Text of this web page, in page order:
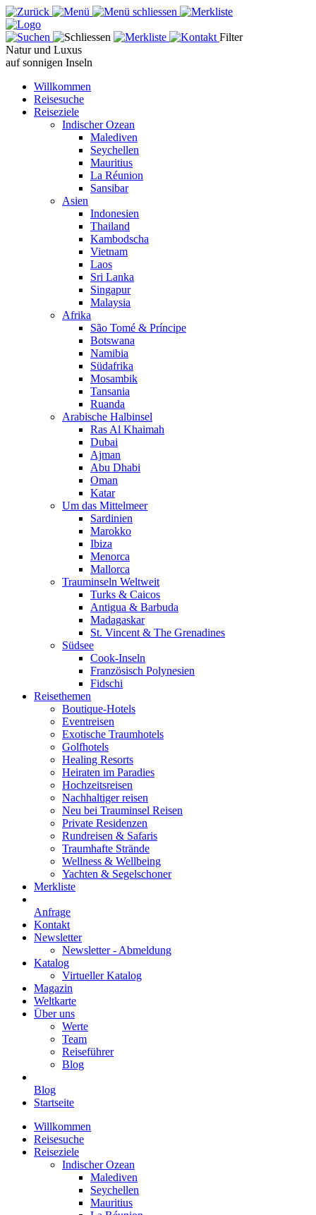
Filter
Natur und Luxus
auf sonnigen Inseln
Willkommen
Reisesuche
Reiseziele
Indischer Ozean
Malediven
Seychellen
Mauritius
La Réunion
Sansibar
Asien
Indonesien
Thailand
Kambodscha
Vietnam
Laos
Sri Lanka
Singapur
Malaysia
Afrika
São Tomé & Príncipe
Botswana
Namibia
Südafrika
Mosambik
Tansania
Ruanda
Arabische Halbinsel
Ras Al Khaimah
Dubai
Ajman
Abu Dhabi
Oman
Katar
Um das Mittelmeer
Sardinien
Marokko
Ibiza
Menorca
Mallorca
Trauminseln Weltweit
Turks & Caicos
Antigua & Barbuda
Madagaskar
St. Vincent & The Grenadines
Südsee
Cook-Inseln
Französisch Polynesien
Fidschi
Reisethemen
Boutique-Hotels
Eventreisen
Exotische Traumhotels
Golfhotels
Healing Resorts
Heiraten im Paradies
Hochzeitsreisen
Nachhaltiger reisen
Neu bei Trauminsel Reisen
Private Residenzen
Rundreisen & Safaris
Traumhafte Strände
Wellness & Wellbeing
Yachten & Segelschoner
Merkliste
Anfrage
Kontakt
Newsletter
Newsletter - Abmeldung
Katalog
Virtueller Katalog
Magazin
Weltkarte
Über uns
Werte
Team
Reiseführer
Blog
Blog
Startseite
Willkommen
Reisesuche
Reiseziele
Indischer Ozean
Malediven
Seychellen
Mauritius